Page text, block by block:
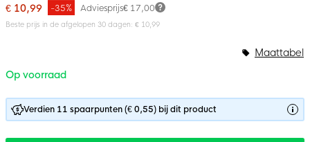
begin
van
€ 10,99 Adviesprijs€ 17,00
-35%
Beste prijs in de afgelopen 30 dagen: € 10,99
Op voorraad
Maattabel
Verdien 11 spaarpunten (€ 0,55) bij dit product